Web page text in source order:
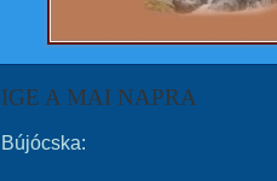
IGE A MAI NAPRA
Bújócska: